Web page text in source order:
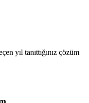
yıl tanıttığınız çözüm